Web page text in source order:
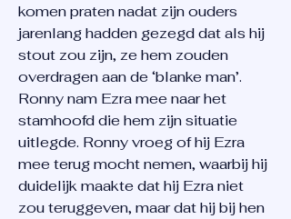
komen praten nadat zijn ouders
jarenlang hadden gezegd dat als hij
stout zou zijn, ze hem zouden
overdragen aan de ‘blanke man’.
Ronny nam Ezra mee naar het
stamhoofd die hem zijn situatie
uitlegde. Ronny vroeg of hij Ezra
mee terug mocht nemen, waarbij hij
duidelijk maakte dat hij Ezra niet
zou teruggeven, maar dat hij bij hen